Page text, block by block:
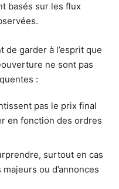
basés sur les flux
garder à l’esprit que
ne sont pas
:
pas le prix final
en fonction des ordres
surtout en cas
ou d’annonces